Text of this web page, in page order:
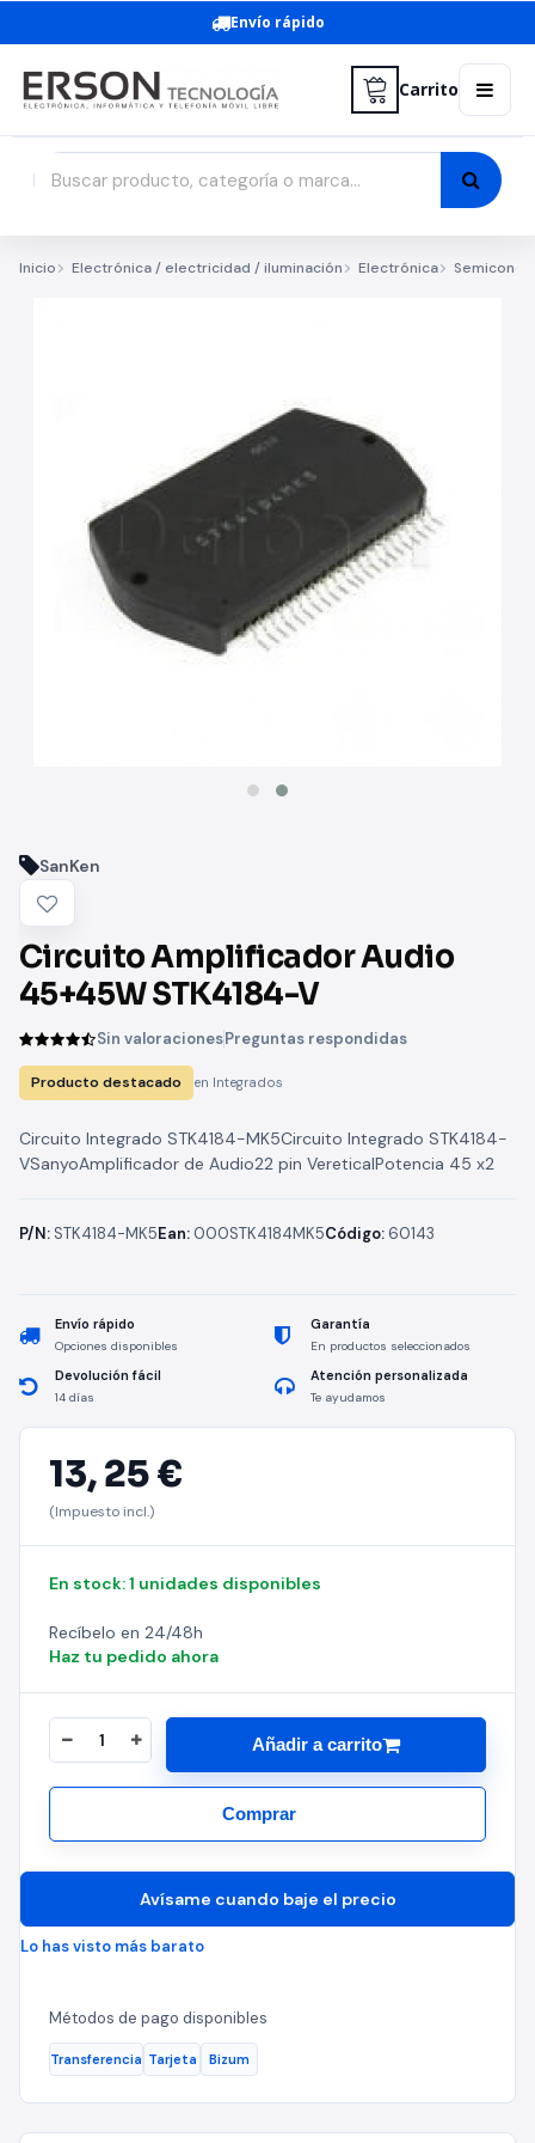
Envío rápido
Carrito
Inicio Electrónica / electricidad / iluminación Electrónica
SanKen
Circuito Amplificador Audio
45+45W STK4184-V
Sin valoracionesPreguntas respondidas
Producto destacado en Integrados
Circuito Integrado STK4184-MK5Circuito Integrado STK4184-
VSanyoAmplificador de Audio22 pin VereticalPotencia 45 x2
P/N: STK4184-MK5Ean: 000STK4184MK5Código: 60143
Envío rápido
Opciones disponibles
Garantía
En productos seleccionados
Devolución fácil
14 días
Atención personalizada
Te ayudamos
13,25 €
(Impuesto incl.)
En stock: 1 unidades disponibles
Recíbelo en 24/48h
Haz tu pedido ahora
Añadir a carrito
Comprar
Avísame cuando baje el precio
Lo has visto más barato
Métodos de pago disponibles
Transferencia Tarjeta Bizum